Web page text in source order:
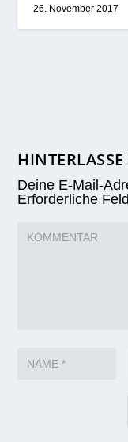
26. November 2017
Deine E-Mail-
Erforderliche